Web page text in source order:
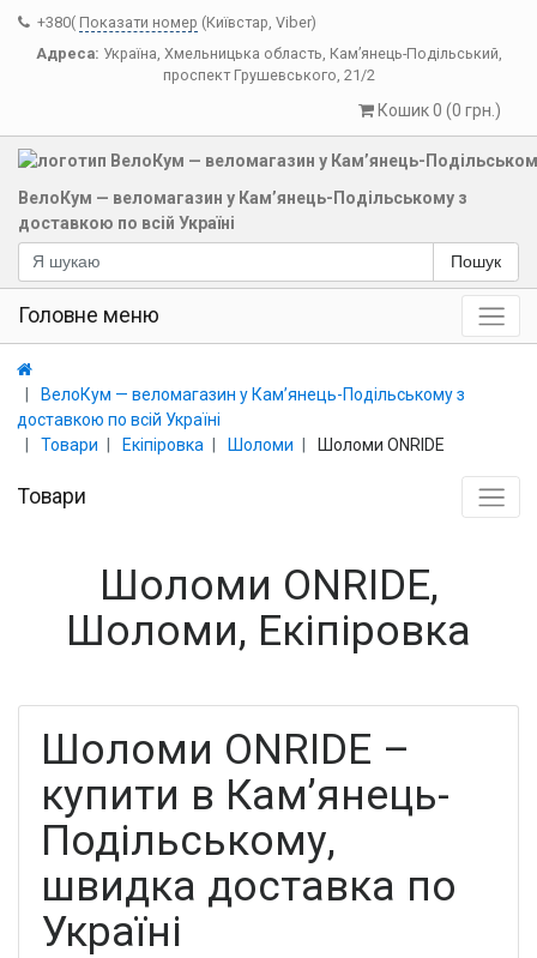
+380( Показати номер (Київстар, Viber)
Адреса: Україна, Хмельницька область, Кам’янець-Подільський,
проспект Грушевського, 21/2
Кошик 0 (0 грн.)
ВелоКум — веломагазин у Кам’янець-Подільському з
доставкою по всій Україні
Пошук
Головне меню
ВелоКум — веломагазин у Кам’янець-Подільському з
доставкою по всій Україні
Товари
Екіпіровка Шоломи Шоломи ONRIDE
Товари
Шоломи ONRIDE,
Шоломи, Екіпіровка
Шоломи ONRIDE –
купити в Кам’янець-
Подільському,
швидка доставка по
Україні